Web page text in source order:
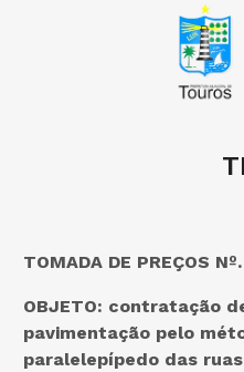
TOMADA DE PREÇOS
OBJETO: contratação
pavimentação pelo
paralelepípedo das